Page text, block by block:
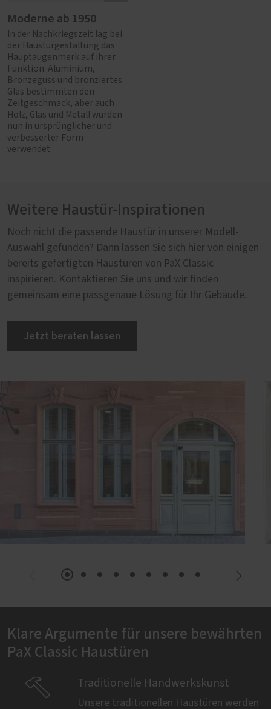
Moderne ab 1950
In der Nachkriegszeit lag bei
der Haustürgestaltung das
Hauptaugenmerk auf ihrer
Funktion. Aluminium,
Bronzeguss und bronziertes
Glas bestimmten den
Zeitgeschmack, aber auch
Holz, Glas und Metall wurden
nun in ursprünglicher und
verbesserter Form
verwendet.
Weitere Haustür-Inspirationen
Noch nicht die passende Haustür in unserer Modell-
Auswahl gefunden? Dann lassen Sie sich hier von einigen
bereits gefertigten Haustüren von PaX Classic
inspirieren. Kontaktieren Sie uns und wir finden
gemeinsam eine passgenaue Lösung für Ihr Gebäude.
Jetzt beraten lassen
Klare Argumente für unsere bewährten
PaX Classic Haustüren
 Traditionelle Handwerkskunst
Unsere traditionellen Haustüren werden